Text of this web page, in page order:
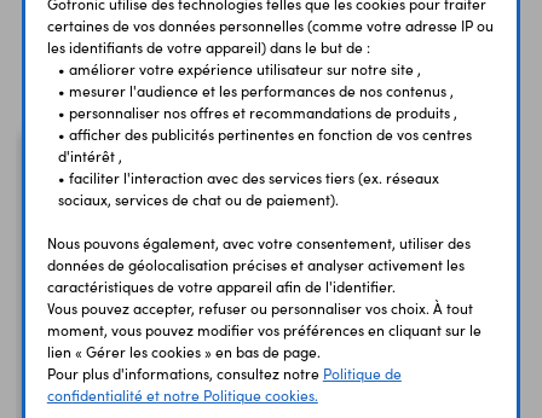
Vous avez déja consulté
Cordon 2610-050BC
de sécurité - 50 cm -
Gotronic utilise des technologies telles que les cookies pour traiter
certaines de vos données personnelles (comme votre adresse IP ou
les identifiants de votre appareil) dans le but de :
• améliorer votre expérience utilisateur sur notre site ,
• mesurer l'audience et les performances de nos contenus ,
• personnaliser nos offres et recommandations de produits ,
• afficher des publicités pertinentes en fonction de vos centres
d'intérêt ,
• faciliter l'interaction avec des services tiers (ex. réseaux
sociaux, services de chat ou de paiement).
Nous pouvons également, avec votre consentement, utiliser des
données de géolocalisation précises et analyser activement les
caractéristiques de votre appareil afin de l'identifier.
Vous pouvez accepter, refuser ou personnaliser vos choix. À tout
moment, vous pouvez modifier vos préférences en cliquant sur le
lien « Gérer les cookies » en bas de page.
Pour plus d'informations, consultez notre Politique de
confidentialité et notre Politique cookies.